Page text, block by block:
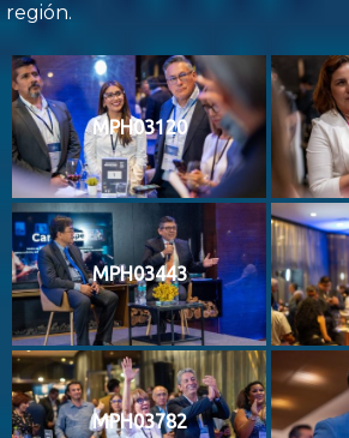
región.
MPH03120
MPH03443
MPH03782